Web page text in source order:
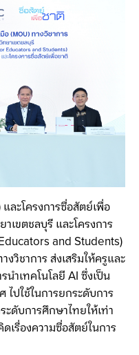
ะโครงการซื่อสัตย์เพื่อ
เขตชลบุรี และโครงการ
and Students)
วิชาการ ส่งเสริมให้ครูและ
นำเทคโนโลยี AI ซึ่งเป็น
ปใช้ในการยกระดับการ
ะดับการศึกษาไทยให้เท่า
รื่องความซื่อสัตย์ในการ